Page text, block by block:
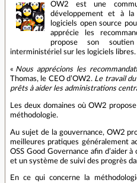
OW2 est une
développement et à la
logiciels open source
apprécie les
propose son
interministériel sur les logiciels libres.
« Nous apprécions les
Thomas, le CEO d’OW2. Le travail
prêts à aider les administrations
Les deux domaines où OW2
méthodologie.
Au sujet de la gouvernance, OW2
meilleures pratiques généralement
OSS Good Governance afin d’aider
et un système de suivi des progrès
En ce qui concerne la